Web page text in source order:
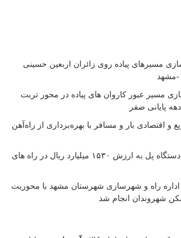
مسیرهای پیاده روی زائران اربعین حسینی
-مشهد
سازی مسیر عبور کاروان های پیاده در محور تربت
پایانی صفر
و اقتصادی بار و مسافر با بهره‌برداری از راه‌آهن
احداث و مرمت ۱۶ دستگاه پل به ارزش ۱۵۳۰ میلیارد ریال در راه های
راه و شهرسازی شهرستان مشهد با محوریت
شهروندان انجام شد